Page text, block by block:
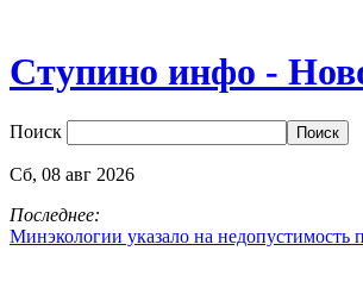
Ступино инфо -
Поиск
Сб, 08 авг 2026
Последнее:
Минэкологии указало на недопустимость